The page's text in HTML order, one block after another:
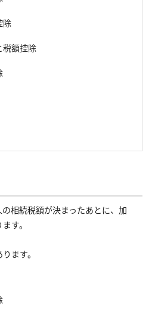
除
税額控除
相続税額が決まったあとに、加
す。
ます。